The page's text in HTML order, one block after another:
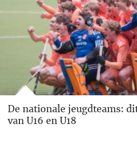
De nationale jeugdteams:
van U16 en U18